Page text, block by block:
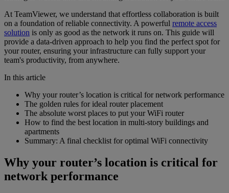
At TeamViewer, we understand that effortless collaboration is built
on a foundation of reliable connectivity. A powerful remote access
solution is only as good as the network it runs on. This guide will
provide a data-driven approach to help you find the perfect spot for
your router, ensuring your infrastructure can fully support your
team's productivity, from anywhere.
In this article
Why your router’s location is critical for network performance
The golden rules for ideal router placement
The absolute worst places to put your WiFi router
How to find the best location in multi-story buildings and
apartments
Summary: A final checklist for optimal WiFi connectivity
Why your router’s location is critical for
network performance